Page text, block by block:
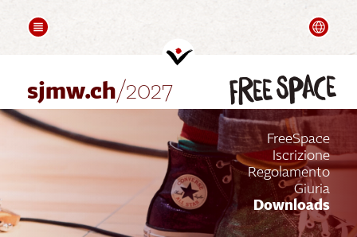
Deutsch
sjmw.ch/2027 free space
FreeSpace
Iscrizione
Regolamento
Giuria
Downloads
Saluti
Videos